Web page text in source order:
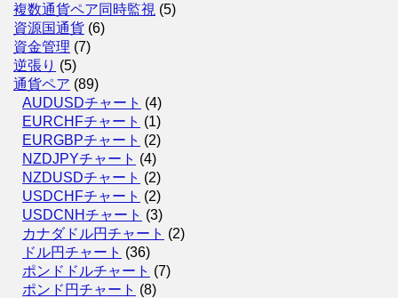
複数通貨ペア同時監視 (5)
資源国通貨 (6)
資金管理 (7)
逆張り (5)
通貨ペア (89)
AUDUSDチャート (4)
EURCHFチャート (1)
EURGBPチャート (2)
NZDJPYチャート (4)
NZDUSDチャート (2)
USDCHFチャート (2)
USDCNHチャート (3)
カナダドル円チャート (2)
ドル円チャート (36)
ポンドドルチャート (7)
ポンド円チャート (8)